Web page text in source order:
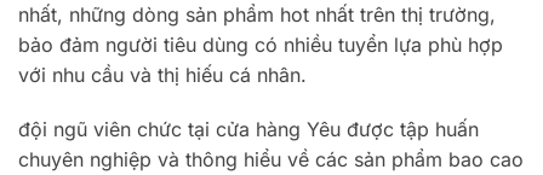
nhất, những dòng sản phẩm hot nhất trên thị trường,
bảo đảm người tiêu dùng có nhiều tuyển lựa phù hợp
với nhu cầu và thị hiếu cá nhân.
đội ngũ viên chức tại cửa hàng Yêu được tập huấn
chuyên nghiệp và thông hiểu về các sản phẩm bao cao